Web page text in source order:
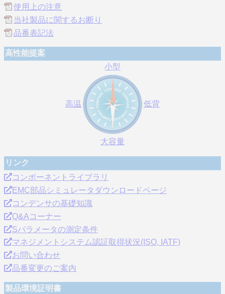
使用上の注意
当社製品に関するお断り
品番表記法
高性能提案
小型
高温 低背
大容量
リンク
コンポーネントライブラリ
EMC部品シミュレータダウンロードページ
コンデンサの基礎知識
Q&Aコーナー
Sパラメータの測定条件
マネジメントシステム認証取得状況(ISO, IATF)
お問い合わせ
品番変更のご案内
製品環境証明書